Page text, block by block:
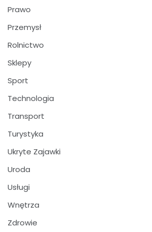
Prawo
Przemysł
Rolnictwo
Sklepy
Sport
Technologia
Transport
Turystyka
Ukryte Zajawki
Uroda
Usługi
Wnętrza
Zdrowie